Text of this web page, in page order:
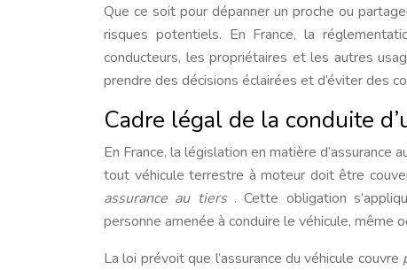
Que ce soit pour dépanner un proche ou
risques potentiels. En France, la
conducteurs, les propriétaires et les autres
prendre des décisions éclairées et d’éviter des
Cadre légal de la conduite
En France, la législation en matière
tout véhicule terrestre à moteur doit être
assurance au tiers . Cette obligation
personne amenée à conduire le véhicule, même
La loi prévoit que l’assurance du véhicule couvre